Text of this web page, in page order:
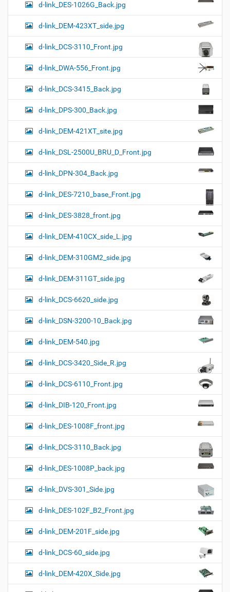
d-link_DES-1026G_Back.jpg
d-link_DEM-423XT_side.jpg
d-link_DCS-3110_Front.jpg
d-link_DWA-556_Front.jpg
d-link_DCS-3415_Back.jpg
d-link_DPS-300_Back.jpg
d-link_DEM-421XT_site.jpg
d-link_DSL-2500U_BRU_D_Front.jpg
d-link_DPN-304_Back.jpg
d-link_DES-7210_base_Front.jpg
d-link_DES-3828_front.jpg
d-link_DEM-410CX_side_L.jpg
d-link_DEM-310GM2_side.jpg
d-link_DEM-311GT_side.jpg
d-link_DCS-6620_side.jpg
d-link_DSN-3200-10_Back.jpg
d-link_DEM-540.jpg
d-link_DCS-3420_Side_R.jpg
d-link_DCS-6110_Front.jpg
d-link_DIB-120_Front.jpg
d-link_DES-1008F_front.jpg
d-link_DCS-3110_Back.jpg
d-link_DES-1008P_back.jpg
d-link_DVS-301_Side.jpg
d-link_DES-102F_B2_Front.jpg
d-link_DEM-201F_side.jpg
d-link_DCS-60_side.jpg
d-link_DEM-420X_Side.jpg